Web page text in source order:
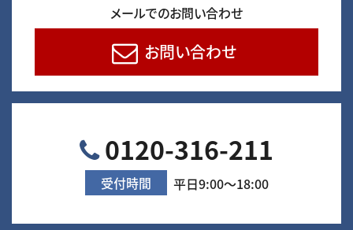
メールでのお問い合わせ
お問い合わせ
0120-316-211
受付時間 平日9:00～18:00